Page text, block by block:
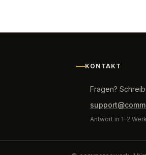
KONTAKT
Fragen?
Antwort in 1–2